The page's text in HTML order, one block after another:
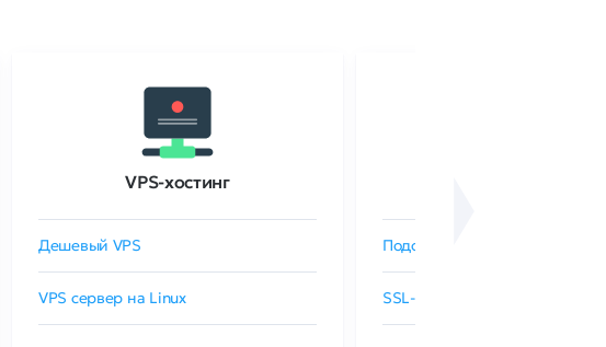
VPS-хостинг
Дешевый VPS
VPS сервер на Linux
Подобрать SSL-сертификат
SSL-сертификаты GlobalSign